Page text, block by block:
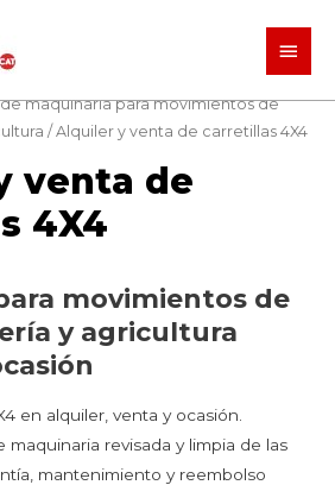
maquinaria para movimientos de
/ Alquiler y venta de carretillas 4X4
venta de
4X4
movimientos de
y agricultura
en alquiler, venta y ocasión.
maquinaria revisada y limpia de las
mantenimiento y reembolso